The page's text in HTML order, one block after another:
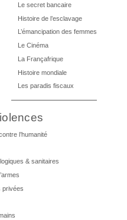
Le secret bancaire
Histoire de l’esclavage
L’émancipation des femmes
Le Cinéma
La Françafrique
Histoire mondiale
Les paradis fiscaux
l’humanité
& sanitaires
privées